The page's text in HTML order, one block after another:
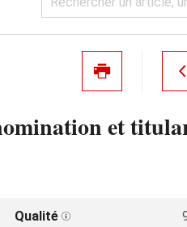
et
Qualité